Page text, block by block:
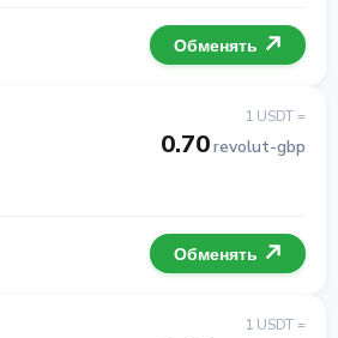
Обменять
1 USDT =
0.70revolut-gbp
Обменять
1 USDT =